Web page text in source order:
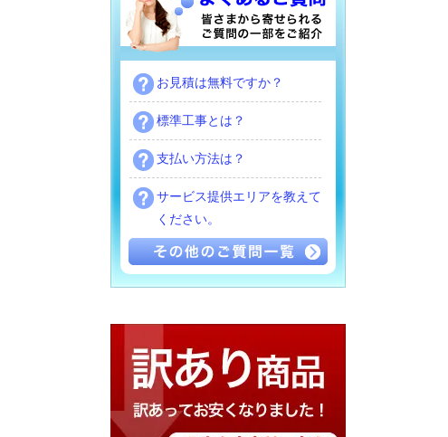
お見積は無料ですか？
標準工事とは？
支払い方法は？
サービス提供エリアを教えて
ください。